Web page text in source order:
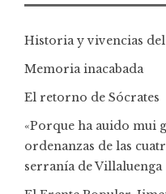
Historia y vivencias
Memoria inacabada
El retorno de Sócrates
«Porque ha auido mui
ordenanzas de las
serranía de Villaluenga